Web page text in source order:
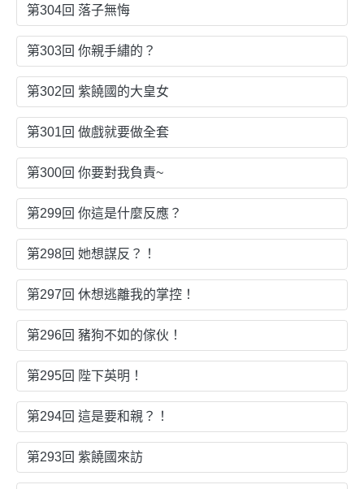
第304回 落子無悔
第303回 你親手繡的？
第302回 紫饒國的大皇女
第301回 做戲就要做全套
第300回 你要對我負責~
第299回 你這是什麼反應？
第298回 她想謀反？！
第297回 休想逃離我的掌控！
第296回 豬狗不如的傢伙！
第295回 陛下英明！
第294回 這是要和親？！
第293回 紫饒國來訪